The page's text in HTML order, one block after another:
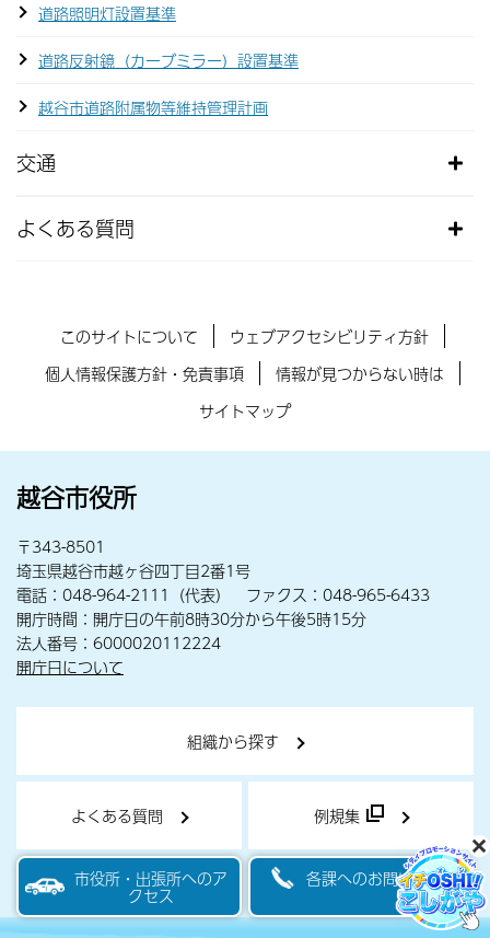
道路照明灯設置基準
道路反射鏡（カーブミラー）設置基準
越谷市道路附属物等維持管理計画
交通
よくある質問
このサイトについて
ウェブアクセシビリティ方針
個人情報保護方針・免責事項
情報が見つからない時は
サイトマップ
越谷市役所
〒343-8501
埼玉県越谷市越ヶ谷四丁目2番1号
電話：048-964-2111（代表） ファクス：048-965-6433
開庁時間：開庁日の午前8時30分から午後5時15分
法人番号：6000020112224
開庁日について
組織から探す
よくある質問 例規集
市役所・出張所へのア
クセス
各課へのお問い合わせ